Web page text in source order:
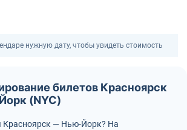
нужную дату, чтобы увидеть стоимость
билетов Красноярск
(NYC)
Красноярск — Нью-Йорк? На